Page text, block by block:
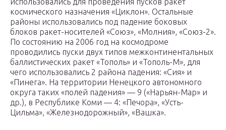
космического назначения «Циклон». Остальные
районы использовались под падение боковых
блоков ракет-носителей «Союз», «Молния», «Союз-2».
По состоянию на 2006 год на космодроме
проводились пуски двух типов межконтинентальных
баллистических ракет «Тополь» и «Тополь-М», для
чего использовались 2 района падения: «Сия» и
«Пинега». На территории Ненецкого автономного
округа таких «полей падения» — 9 («Нарьян-Мар» и
др.), в Республике Коми — 4: «Печора», «Усть-
Цильма», «Железнодорожный», «Вашка».